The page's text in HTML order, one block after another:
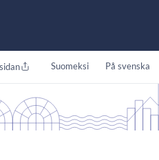
Suomeksi På svenska